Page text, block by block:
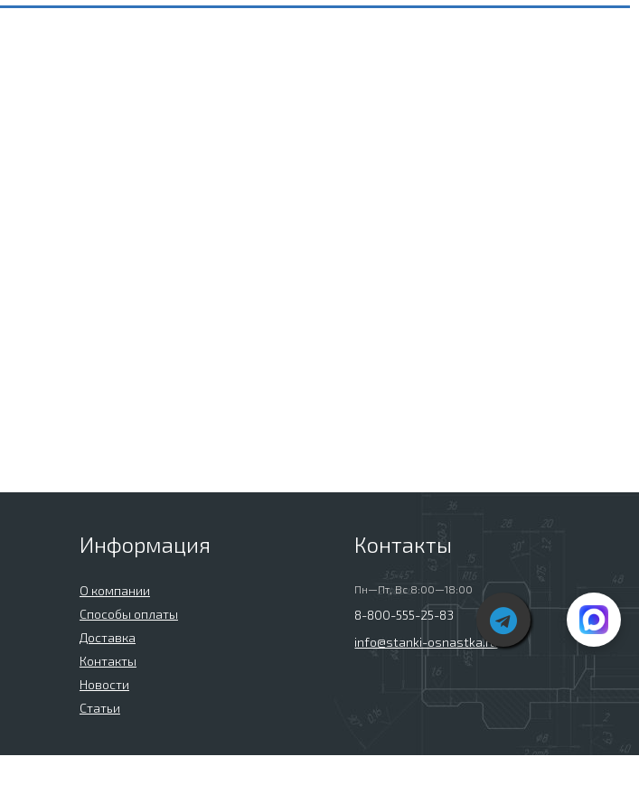
Информация
О компании
Способы оплаты
Доставка
Контакты
Новости
Статьи
Контакты
Пн—Пт, Вс 8:00—18:00
8-800-555-25-83
info@stanki-osnastka.ru